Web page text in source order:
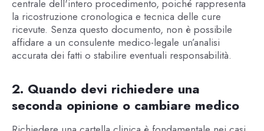
centrale dell'intero procedimento, poiché rappresenta
la ricostruzione cronologica e tecnica delle cure
ricevute. Senza questo documento, non è possibile
affidare a un consulente medico-legale un’analisi
accurata dei fatti o stabilire eventuali responsabilità.
2. Quando devi richiedere una
seconda opinione o cambiare medico